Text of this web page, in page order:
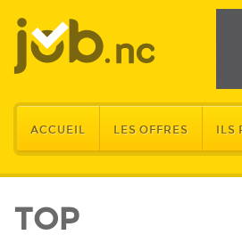
ACCUEIL LES OFFRES ILS
TOP